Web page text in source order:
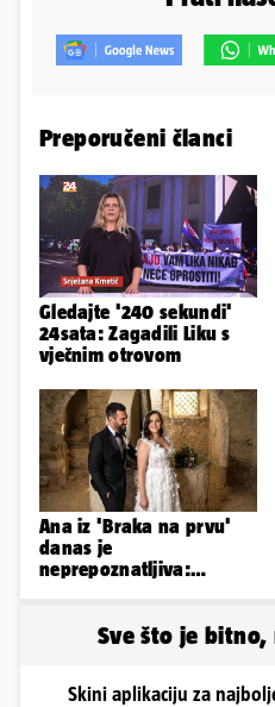
Preporučeni članci
Gledajte '240 sekundi'
24sata: Zagadili Liku s
vječnim otrovom
Ana iz 'Braka na prvu'
danas je
neprepoznatljiva:
Sve što je
Skini aplikaciju za